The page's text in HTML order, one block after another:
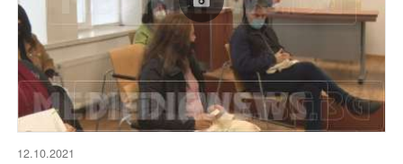
12.10.2021